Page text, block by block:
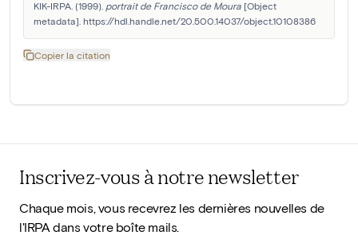
KIK-IRPA. (1999). portrait de Francisco de Moura [Object
metadata]. https://hdl.handle.net/20.500.14037/object.10108386
Copier la citation
Inscrivez-vous à notre newsletter
Chaque mois, vous recevrez les dernières nouvelles de
l'IRPA dans votre boîte mails.